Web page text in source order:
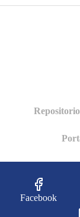
Facebook